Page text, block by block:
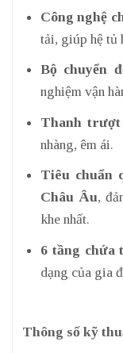
Công nghệ
tải, giúp hệ tủ
Bộ chuyển
nghiệm vận
Thanh
nhàng, êm ái.
Tiêu chuẩn
Châu Âu,
khe nhất.
6 tầng chứa
dạng của gia
Thông số kỹ